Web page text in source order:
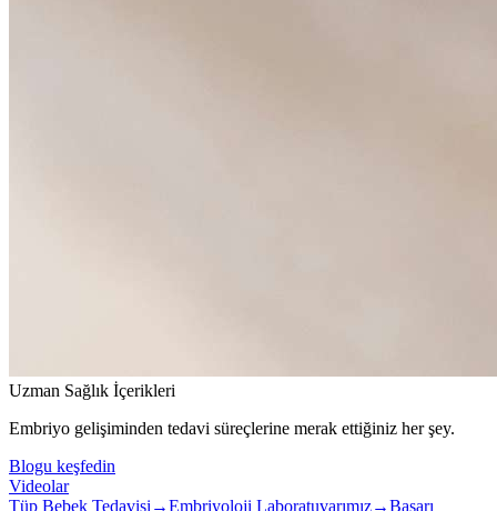
Uzman Sağlık İçerikleri
Embriyo gelişiminden tedavi süreçlerine merak ettiğiniz her şey.
Blogu keşfedin
Videolar
Tüp Bebek Tedavisi →Embriyoloji Laboratuvarımız→Başarı